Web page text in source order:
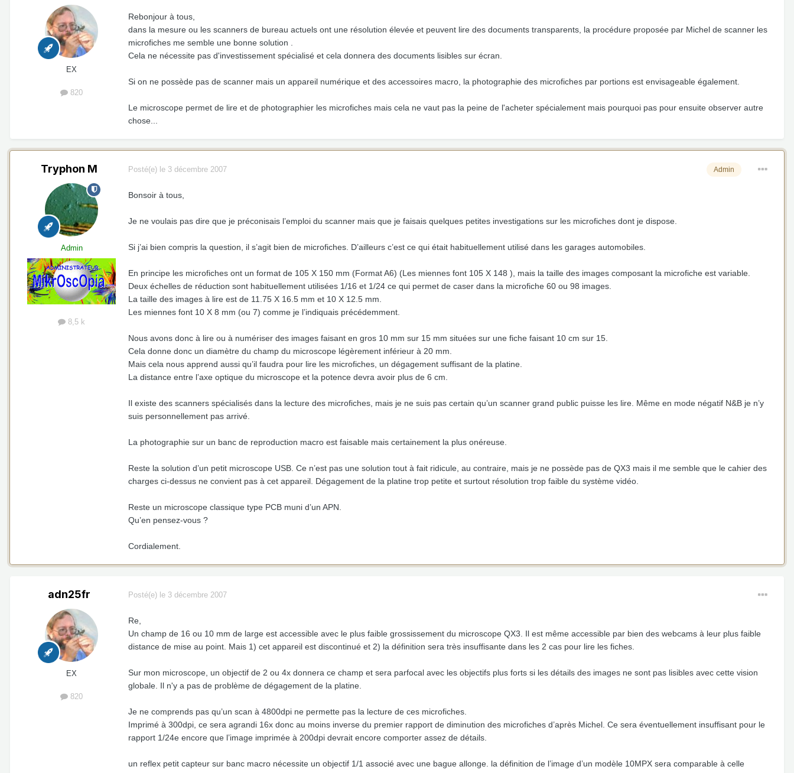
EX
820
Rebonjour à tous,
dans la mesure ou les scanners de bureau actuels ont une résolution élevée et peuvent lire des documents transparents, la procédure proposée par Michel de scanner les
microfiches me semble une bonne solution .
Cela ne nécessite pas d'investissement spécialisé et cela donnera des documents lisibles sur écran.
Si on ne possède pas de scanner mais un appareil numérique et des accessoires macro, la photographie des microfiches par portions est envisageable également.
Le microscope permet de lire et de photographier les microfiches mais cela ne vaut pas la peine de l'acheter spécialement mais pourquoi pas pour ensuite observer autre
chose...
Tryphon M
Admin
8,5 k
Admin
Posté(e) le 3 décembre 2007
Bonsoir à tous,
Je ne voulais pas dire que je préconisais l’emploi du scanner mais que je faisais quelques petites investigations sur les microfiches dont je dispose.
Si j’ai bien compris la question, il s’agit bien de microfiches. D’ailleurs c’est ce qui était habituellement utilisé dans les garages automobiles.
En principe les microfiches ont un format de 105 X 150 mm (Format A6) (Les miennes font 105 X 148 ), mais la taille des images composant la microfiche est variable.
Deux échelles de réduction sont habituellement utilisées 1/16 et 1/24 ce qui permet de caser dans la microfiche 60 ou 98 images.
La taille des images à lire est de 11.75 X 16.5 mm et 10 X 12.5 mm.
Les miennes font 10 X 8 mm (ou 7) comme je l’indiquais précédemment.
Nous avons donc à lire ou à numériser des images faisant en gros 10 mm sur 15 mm situées sur une fiche faisant 10 cm sur 15.
Cela donne donc un diamètre du champ du microscope légèrement inférieur à 20 mm.
Mais cela nous apprend aussi qu’il faudra pour lire les microfiches, un dégagement suffisant de la platine.
La distance entre l’axe optique du microscope et la potence devra avoir plus de 6 cm.
Il existe des scanners spécialisés dans la lecture des microfiches, mais je ne suis pas certain qu’un scanner grand public puisse les lire. Même en mode négatif N&B je n’y
suis personnellement pas arrivé.
La photographie sur un banc de reproduction macro est faisable mais certainement la plus onéreuse.
Reste la solution d’un petit microscope USB. Ce n’est pas une solution tout à fait ridicule, au contraire, mais je ne possède pas de QX3 mais il me semble que le cahier des
charges ci-dessus ne convient pas à cet appareil. Dégagement de la platine trop petite et surtout résolution trop faible du système vidéo.
Reste un microscope classique type PCB muni d’un APN.
Qu’en pensez-vous ?
Cordialement.
adn25fr
EX
820
Posté(e) le 3 décembre 2007
Re,
Un champ de 16 ou 10 mm de large est accessible avec le plus faible grossissement du microscope QX3. Il est même accessible par bien des webcams à leur plus faible
distance de mise au point. Mais 1) cet appareil est discontinué et 2) la définition sera très insuffisante dans les 2 cas pour lire les fiches.
Sur mon microscope, un objectif de 2 ou 4x donnera ce champ et sera parfocal avec les objectifs plus forts si les détails des images ne sont pas lisibles avec cette vision
globale. Il n'y a pas de problème de dégagement de la platine.
Je ne comprends pas qu’un scan à 4800dpi ne permette pas la lecture de ces microfiches.
Imprimé à 300dpi, ce sera agrandi 16x donc au moins inverse du premier rapport de diminution des microfiches d’après Michel. Ce sera éventuellement insuffisant pour le
rapport 1/24e encore que l’image imprimée à 200dpi devrait encore comporter assez de détails.
un reflex petit capteur sur banc macro nécessite un objectif 1/1 associé avec une bague allonge. la définition de l’image d’un modèle 10MPX sera comparable à celle